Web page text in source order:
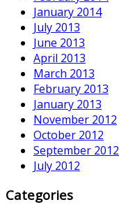
January 2014
July 2013
June 2013
April 2013
March 2013
February 2013
January 2013
November 2012
October 2012
September 2012
July 2012
Categories